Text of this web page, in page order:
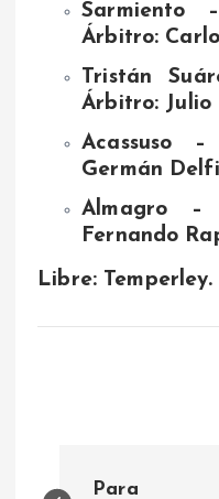
Sarmiento
Árbitro:
Tristán
Árbitro: Julio
Acassuso
Germán
Almagro –
Fernando
Libre: Temperley.
Para